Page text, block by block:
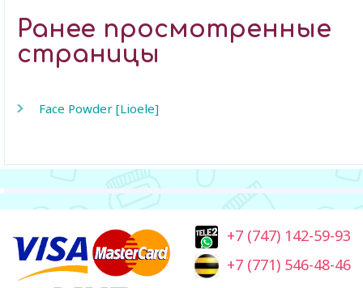
Ранее просмотренные
страницы
Face Powder [Lioele]
+7 (747) 142-59-93
+7 (771) 546-48-46